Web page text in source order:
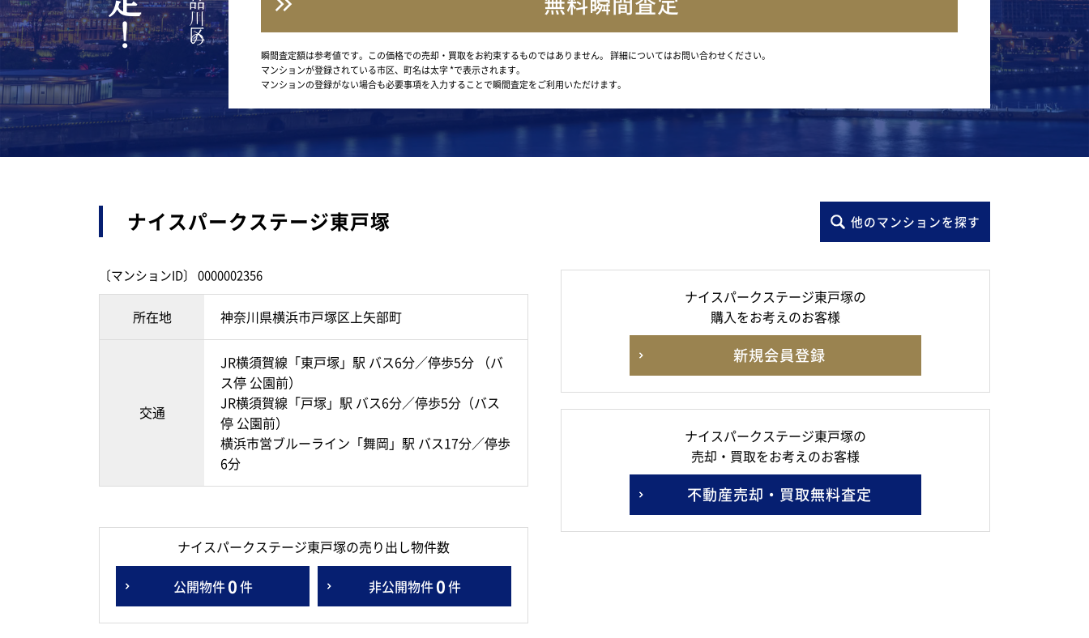
瞬間査定額は参考値です。この価格での売却・買取をお約束するものではありません。 詳細についてはお問い合わせください。
マンションが登録されている市区、町名は太字 *で表示されます。
マンションの登録がない場合も必要事項を入力することで瞬間査定をご利用いただけます。
ナイスパークステージ東戸塚 他のマンションを探す
〔マンションID〕 0000002356
所在地 神奈川県横浜市戸塚区上矢部町
交通
JR横須賀線「東戸塚」駅 バス6分／停歩5分 （バ
ス停 公園前）
JR横須賀線「戸塚」駅 バス6分／停歩5分（バス
停 公園前）
横浜市営ブルーライン「舞岡」駅 バス17分／停歩
6分
ナイスパークステージ東戸塚の売り出し物件数
公開物件0件 非公開物件0件
ナイスパークステージ東戸塚の
購入をお考えのお客様
新規会員登録
ナイスパークステージ東戸塚の
売却・買取をお考えのお客様
不動産売却・買取無料査定